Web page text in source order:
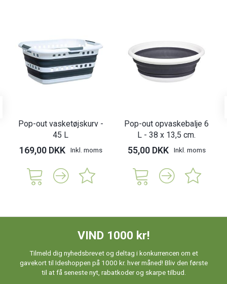
Pop-out vasketøjskurv -
45 L
169,00 DKK Inkl. moms
Pop-out opvaskebalje 6
L - 38 x 13,5 cm.
55,00 DKK Inkl. moms
VIND 1000 kr!
Tilmeld dig nyhedsbrevet og deltag i konkurrencen om et
gavekort til Ideshoppen på 1000 kr. hver måned! Bliv den første
til at få seneste nyt, rabatkoder og skarpe tilbud.